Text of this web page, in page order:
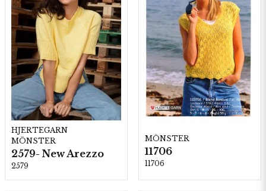
HJERTEGARN
MÖNSTER
2579- New Arezzo
2579
MÖNSTER
11706
11706